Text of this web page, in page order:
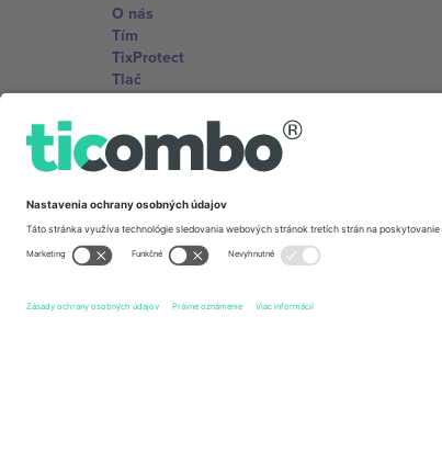
O nás
Tím
TixProtect
Tlač
Zmluvné podmienky
Partnerský program